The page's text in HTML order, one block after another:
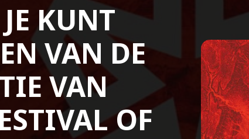
KUNT
VAN DE
VAN
OF